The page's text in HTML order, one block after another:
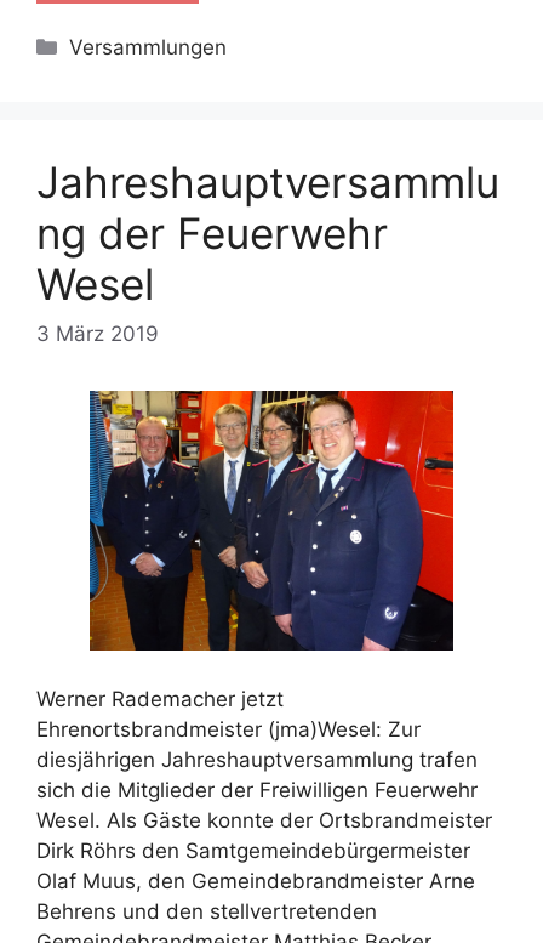
Kategorien
Versammlungen
Jahreshauptversammlu
ng der Feuerwehr
Wesel
3 März 2019
Werner Rademacher jetzt
Ehrenortsbrandmeister (jma)Wesel: Zur
diesjährigen Jahreshauptversammlung trafen
sich die Mitglieder der Freiwilligen Feuerwehr
Wesel. Als Gäste konnte der Ortsbrandmeister
Dirk Röhrs den Samtgemeindebürgermeister
Olaf Muus, den Gemeindebrandmeister Arne
Behrens und den stellvertretenden